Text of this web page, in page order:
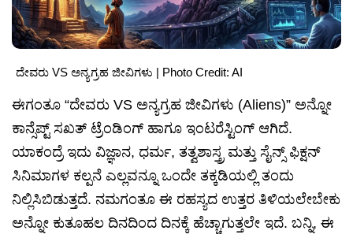
ದೇವರು VS ಅನ್ಯಗ್ರಹ ಜೀವಿಗಳು | Photo Credit: AI
ಈಗಂತೂ “ದೇವರು VS ಅನ್ಯಗ್ರಹ ಜೀವಿಗಳು (Aliens)” ಅನ್ನೋ
ಕಾನ್ಸೆಪ್ಟ್ ಸಖತ್ ಟ್ರೆಂಡಿಂಗ್ ಹಾಗೂ ಇಂಟರೆಸ್ಟಿಂಗ್ ಆಗಿದೆ.
ಯಾಕಂದ್ರೆ ಇದು ವಿಜ್ಞಾನ, ಧರ್ಮ, ತತ್ವಶಾಸ್ತ್ರ ಮತ್ತು ಸೈನ್ಸ್ ಫಿಕ್ಷನ್
ಸಿನಿಮಾಗಳ ಕಲ್ಪನೆ ಎಲ್ಲವನ್ನೂ ಒಂದೇ ತಕ್ಕಡಿಯಲ್ಲಿ ತಂದು
ನಿಲ್ಲಿಸಿಬಿಡುತ್ತದೆ. ನಮಗಂತೂ ಈ ರಹಸ್ಯದ ಉತ್ತರ ತಿಳಿಯಲೇಬೇಕು
ಅನ್ನೋ ಕುತೂಹಲ ದಿನದಿಂದ ದಿನಕ್ಕೆ ಹೆಚ್ಚಾಗುತ್ತಲೇ ಇದೆ. ಬನ್ನಿ, ಈ